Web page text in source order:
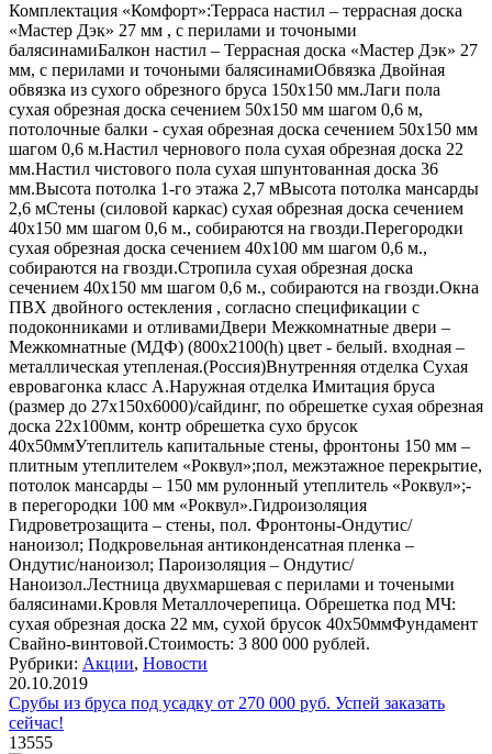
Комплектация «Комфорт»:Терраса настил – террасная доска
«Мастер Дэк» 27 мм , с перилами и точоными
балясинамиБалкон настил – Террасная доска «Мастер Дэк» 27
мм, с перилами и точоными балясинамиОбвязка Двойная
обвязка из сухого обрезного бруса 150х150 мм.Лаги пола
сухая обрезная доска сечением 50х150 мм шагом 0,6 м,
потолочные балки - сухая обрезная доска сечением 50х150 мм
шагом 0,6 м.Настил чернового пола сухая обрезная доска 22
мм.Настил чистового пола сухая шпунтованная доска 36
мм.Высота потолка 1-го этажа 2,7 мВысота потолка мансарды
2,6 мСтены (силовой каркас) сухая обрезная доска сечением
40х150 мм шагом 0,6 м., собираются на гвозди.Перегородки
сухая обрезная доска сечением 40х100 мм шагом 0,6 м.,
собираются на гвозди.Стропила сухая обрезная доска
сечением 40х150 мм шагом 0,6 м., собираются на гвозди.Окна
ПВХ двойного остекления , согласно спецификации с
подоконниками и отливамиДвери Межкомнатные двери –
Межкомнатные (МДФ) (800х2100(h) цвет - белый. входная –
металлическая утепленая.(Россия)Внутренняя отделка Сухая
евровагонка класс А.Наружная отделка Имитация бруса
(размер до 27х150х6000)/сайдинг, по обрешетке сухая обрезная
доска 22х100мм, контр обрешетка сухо брусок
40х50ммУтеплитель капитальные стены, фронтоны 150 мм –
плитным утеплителем «Роквул»;пол, межэтажное перекрытие,
потолок мансарды – 150 мм рулонный утеплитель «Роквул»;-
в перегородки 100 мм «Роквул».Гидроизоляция
Гидроветрозащита – стены, пол. Фронтоны-Ондутис/
наноизол; Подкровельная антиконденсатная пленка –
Ондутис/наноизол; Пароизоляция – Ондутис/
Наноизол.Лестница двухмаршевая с перилами и точеными
балясинами.Кровля Металлочерепица. Обрешетка под МЧ:
сухая обрезная доска 22 мм, сухой брусок 40х50ммФундамент
Свайно-винтовой.Стоимость: 3 800 000 рублей.
Рубрики: Акции, Новости
20.10.2019
Срубы из бруса под усадку от 270 000 руб. Успей заказать
сейчас!
13555